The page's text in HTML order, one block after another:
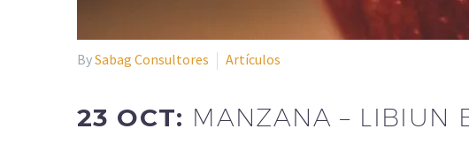
BySabag Consultores Artículos
23 OCT: MANZANA – LIBIUN